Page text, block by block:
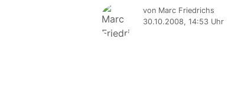
von Marc Friedrichs
30.10.2008, 14:53 Uhr